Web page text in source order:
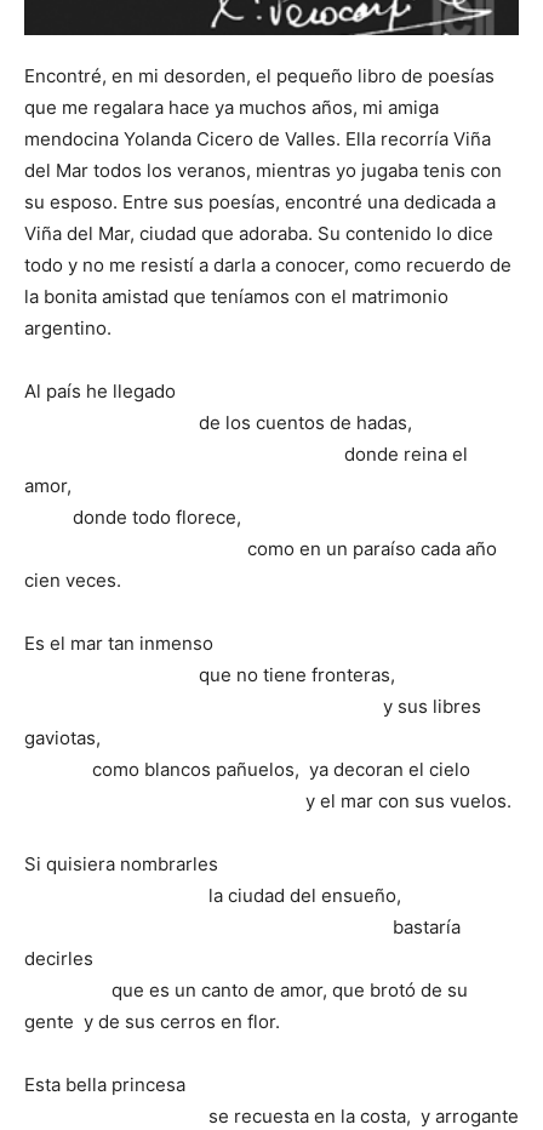
Encontré, en mi desorden, el pequeño libro de poesías
que me regalara hace ya muchos años, mi amiga
mendocina Yolanda Cicero de Valles. Ella recorría Viña
del Mar todos los veranos, mientras yo jugaba tenis con
su esposo. Entre sus poesías, encontré una dedicada a
Viña del Mar, ciudad que adoraba. Su contenido lo dice
todo y no me resistí a darla a conocer, como recuerdo de
la bonita amistad que teníamos con el matrimonio
argentino.
Al país he llegado
de los cuentos de hadas,
donde reina el
amor,
donde todo florece,
como en un paraíso cada año
cien veces.
Es el mar tan inmenso
que no tiene fronteras,
y sus libres
gaviotas,
como blancos pañuelos, ya decoran el cielo
y el mar con sus vuelos.
Si quisiera nombrarles
la ciudad del ensueño,
bastaría
decirles
que es un canto de amor, que brotó de su
gente y de sus cerros en flor.
Esta bella princesa
se recuesta en la costa, y arrogante